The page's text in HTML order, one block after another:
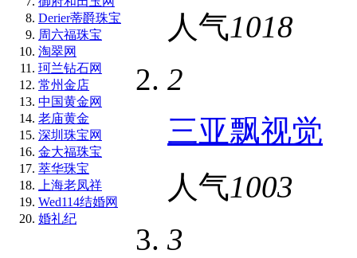
Derier蒂爵珠宝
周六福珠宝
淘翠网
珂兰钻石网
常州金店
中国黄金网
老庙黄金
深圳珠宝网
金大福珠宝
萃华珠宝
上海老凤祥
Wed114结婚网
婚礼纪
人气1018
2
三亚飘视觉
人气1003
3